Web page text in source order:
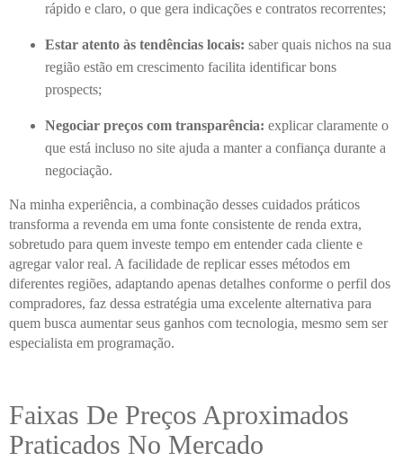
rápido e claro, o que gera indicações e contratos recorrentes;
Estar atento às tendências locais: saber quais nichos na sua
região estão em crescimento facilita identificar bons
prospects;
Negociar preços com transparência: explicar claramente o
que está incluso no site ajuda a manter a confiança durante a
negociação.
Na minha experiência, a combinação desses cuidados práticos
transforma a revenda em uma fonte consistente de renda extra,
sobretudo para quem investe tempo em entender cada cliente e
agregar valor real. A facilidade de replicar esses métodos em
diferentes regiões, adaptando apenas detalhes conforme o perfil dos
compradores, faz dessa estratégia uma excelente alternativa para
quem busca aumentar seus ganhos com tecnologia, mesmo sem ser
especialista em programação.
Faixas De Preços Aproximados
Praticados No Mercado